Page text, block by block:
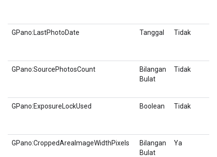
GPano:LastPhotoDate Tanggal Tidak
GPano:SourcePhotosCount
Bilangan
Bulat
Tidak
GPano:ExposureLockUsed Boolean Tidak
GPano:CroppedAreaImageWidthPixels
Bilangan
Bulat
Ya